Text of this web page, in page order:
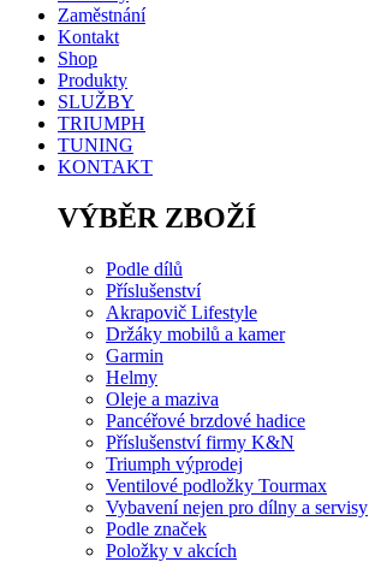
Zaměstnání
Kontakt
Shop
Produkty
SLUŽBY
TRIUMPH
TUNING
KONTAKT
VÝBĚR ZBOŽÍ
Podle dílů
Příslušenství
Akrapovič Lifestyle
Držáky mobilů a kamer
Garmin
Helmy
Oleje a maziva
Pancéřové brzdové hadice
Příslušenství firmy K&N
Triumph výprodej
Ventilové podložky Tourmax
Vybavení nejen pro dílny a servisy
Podle značek
Položky v akcích